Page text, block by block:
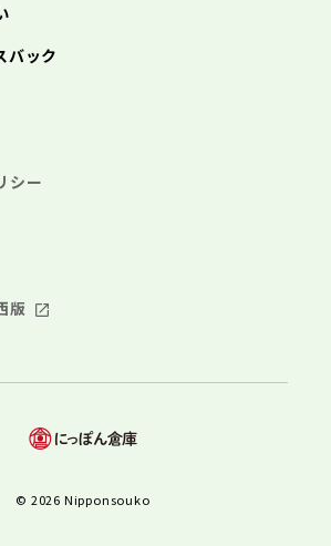
バック
シー
版
© 2026 Nipponsouko